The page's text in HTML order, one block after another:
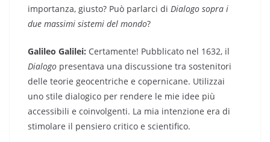
importanza, giusto? Può parlarci di Dialogo sopra i
due massimi sistemi del mondo?
Galileo Galilei: Certamente! Pubblicato nel 1632, il
Dialogo presentava una discussione tra sostenitori
delle teorie geocentriche e copernicane. Utilizzai
uno stile dialogico per rendere le mie idee più
accessibili e coinvolgenti. La mia intenzione era di
stimolare il pensiero critico e scientifico.